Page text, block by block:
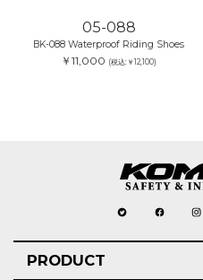
05-088
BK-088 Waterproof Riding Shoes
￥11,000 (税込:￥12,100)
PRODUCT